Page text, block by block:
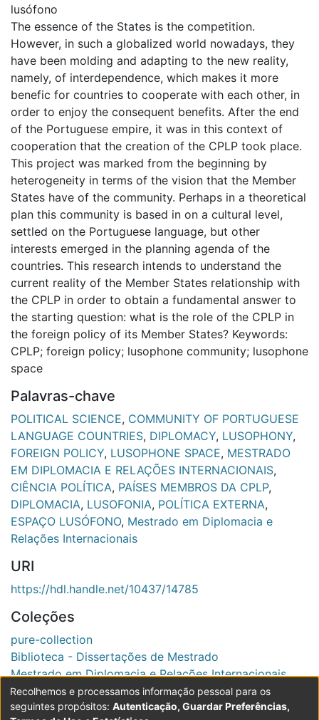
lusófono
The essence of the States is the competition.
However, in such a globalized world nowadays, they
have been molding and adapting to the new reality,
namely, of interdependence, which makes it more
benefic for countries to cooperate with each other, in
order to enjoy the consequent benefits. After the end
of the Portuguese empire, it was in this context of
cooperation that the creation of the CPLP took place.
This project was marked from the beginning by
heterogeneity in terms of the vision that the Member
States have of the community. Perhaps in a theoretical
plan this community is based in on a cultural level,
settled on the Portuguese language, but other
interests emerged in the planning agenda of the
countries. This research intends to understand the
current reality of the Member States relationship with
the CPLP in order to obtain a fundamental answer to
the starting question: what is the role of the CPLP in
the foreign policy of its Member States? Keywords:
CPLP; foreign policy; lusophone community; lusophone
space
Palavras-chave
POLITICAL SCIENCE, COMMUNITY OF PORTUGUESE
LANGUAGE COUNTRIES, DIPLOMACY, LUSOPHONY,
FOREIGN POLICY, LUSOPHONE SPACE, MESTRADO
EM DIPLOMACIA E RELAÇÕES INTERNACIONAIS,
CIÊNCIA POLÍTICA, PAÍSES MEMBROS DA CPLP,
DIPLOMACIA, LUSOFONIA, POLÍTICA EXTERNA,
ESPAÇO LUSÓFONO, Mestrado em Diplomacia e
Relações Internacionais
URI
https://hdl.handle.net/10437/14785
Coleções
pure-collection
Biblioteca - Dissertações de Mestrado
Mestrado em Diplomacia e Relações Internacionais
Ver registo completo
Recolhemos e processamos informação pessoal para os
seguintes propósitos: Autenticação, Guardar Preferências,